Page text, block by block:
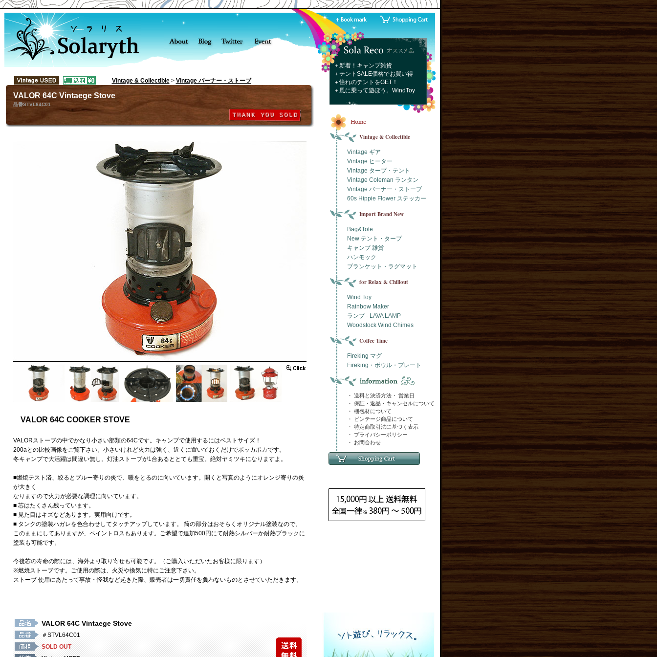
Vintage & Collectible> Vintage バーナー・ストーブ
VALOR 64C Vintaege Stove
品番STVL64C01
VALOR 64C COOKER STOVE
VALORストーブの中でかなり小さい部類の64Cです。キャンプで使用するにはベストサイズ！
200aとの比較画像をご覧下さい。小さいけれど火力は強く、近くに置いておくだけでポッカポカです。
冬キャンプで大活躍は間違い無し。灯油ストーブが1台あるととても重宝。絶対ヤミツキになりますよ。
■燃焼テスト済、絞るとブルー寄りの炎で、暖をとるのに向いています。開くと写真のようにオレンジ寄りの炎
が大きく
なりますので火力が必要な調理に向いています。
■ 芯はたくさん残っています。
■ 見た目はキズなどあります。実用向けです。
■ タンクの塗装ハガレを色合わせしてタッチアップしています。 筒の部分はおそらくオリジナル塗装なので、
このままにしてありますが、ペイントロスもあります。ご希望で追加500円にて耐熱シルバーか耐熱ブラックに
塗装も可能です。
今後芯の寿命の際には、海外より取り寄せも可能です。（ご購入いただいたお客様に限ります）
※燃焼ストーブです。ご使用の際は、火災や換気に特にご注意下さい。
ストーブ 使用にあたって事故・怪我など起きた際、販売者は一切責任を負わないものとさせていただきます。
VALOR 64C Vintaege Stove
＃STVL64C01
SOLD OUT
+ 新着！キャンプ雑貨
+ テントSALE価格でお買い得
+憧れのテントをGET！
+ 風に乗って遊ぼう。WindToy
Vintage & Collectible
Vintage ギア
Vintage ヒーター
Vintage タープ・テント
Vintage Coleman ランタン
Vintage バーナー・ストーブ
60s Hippie Flower ステッカー
Import Brand New
Bag&Tote
New テント・タープ
キャンプ 雑貨
ハンモック
ブランケット・ラグマット
for Relax & Chillout
Wind Toy
Rainbow Maker
ランプ - LAVA LAMP
Woodstock Wind Chimes
Coffee Time
Fireking マグ
Fireking・ボウル・プレート
・ 送料と決済方法・ 営業日
・ 保証・返品・キャンセルについて
・ 梱包材について
・ ビンテージ商品について
・ 特定商取引法に基づく表示
・ プライバシーポリシー
・ お問合わせ